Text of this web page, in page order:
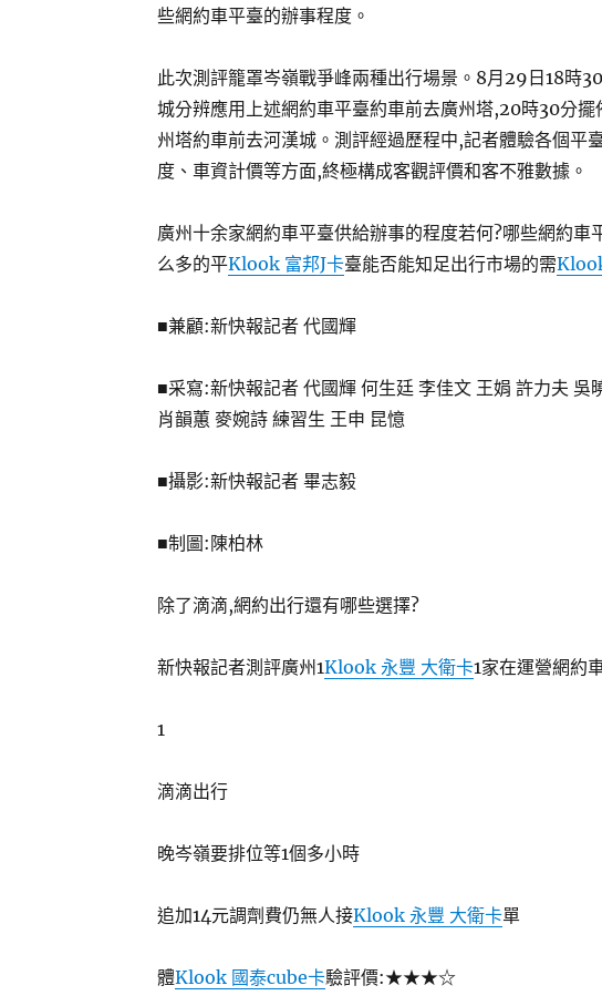
些網約車平臺的辦事程度。
此次測評籠罩岑嶺戰爭峰兩種出行場景。8月29日18時
城分辨應用上述網約車平臺約車前去廣州塔,20時30分擺
州塔約車前去河漢城。測評經過歷程中,記者體驗各個平
度、車資計價等方面,終極構成客觀評價和客不雅數據。
廣州十余家網約車平臺供給辦事的程度若何?哪些網約車
么多的平Klook 富邦J卡臺能否能知足出行市場的需
■兼顧:新快報記者 代國輝
■采寫:新快報記者 代國輝 何生廷 李佳文 王娟 許力夫 吳
肖韻蕙 麥婉詩 練習生 王申 昆憶
■攝影:新快報記者 畢志毅
■制圖:陳柏林
除了滴滴,網約出行還有哪些選擇?
新快報記者測評廣州1Klook 永豐 大衛卡1家在運營網約
1
滴滴出行
晚岑嶺要排位等1個多小時
追加14元調劑費仍無人接Klook 永豐 大衛卡單
體Klook 國泰cube卡驗評價:★★★☆